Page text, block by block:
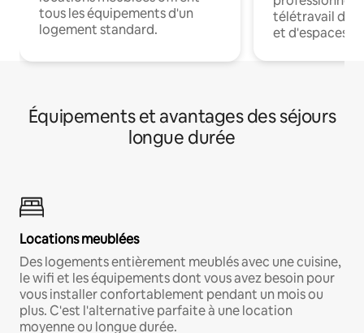
tous les équipements d'un
logement standard.
télétravail
et d'espaces
Équipements et avantages des séjours
longue durée
Locations meublées
Des logements entièrement meublés avec une cuisine,
le wifi et les équipements dont vous avez besoin pour
vous installer confortablement pendant un mois ou
plus. C'est l'alternative parfaite à une location
moyenne ou longue durée.